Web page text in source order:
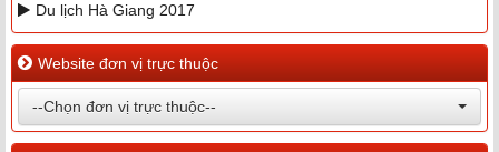
Du lịch Hà Giang 2017
Website đơn vị trực thuộc
--Chọn đơn vị trực thuộc--